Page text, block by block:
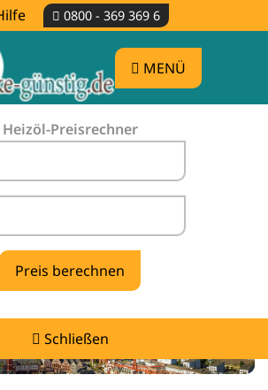
0800 - 369 369 6
MENÜ
Heizöl-Preisrechner
Schließen
-
günstig tanken